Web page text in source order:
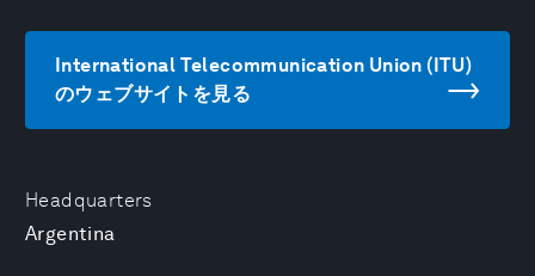
Headquarters
Argentina
International Telecommunication Union (ITU)
のウェブサイトを見る